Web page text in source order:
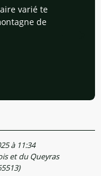
varié te
de
à 11:34
et du Queyras
)